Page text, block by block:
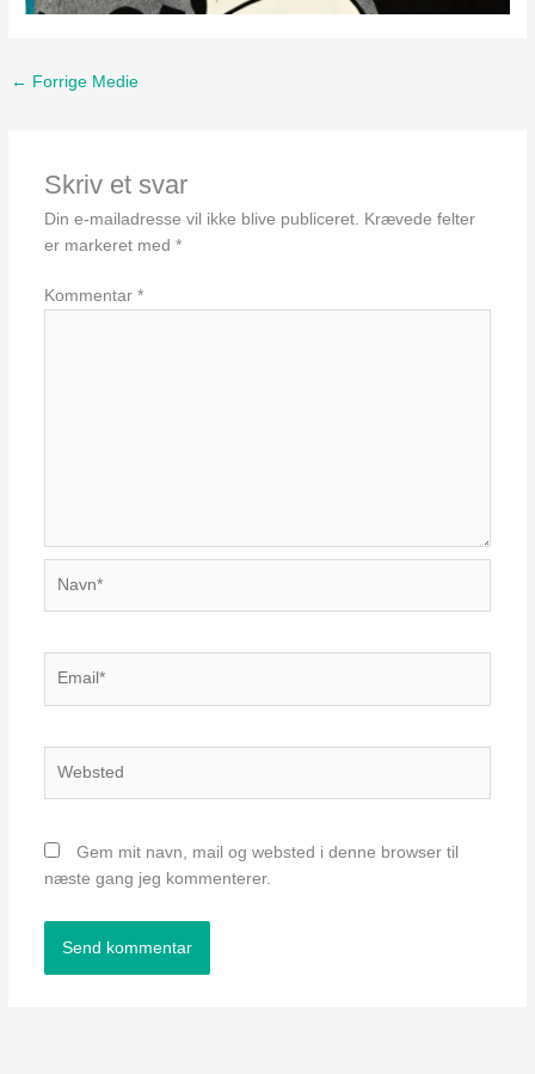
← Forrige Medie
Skriv et svar
Din e-mailadresse vil ikke blive publiceret. Krævede felter
er markeret med *
Kommentar *
Gem mit navn, mail og websted i denne browser til
næste gang jeg kommenterer.